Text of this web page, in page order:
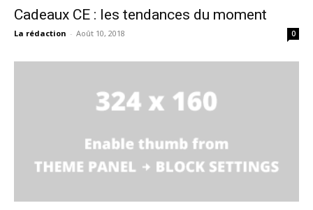
Cadeaux CE : les tendances du moment
La rédaction - Août 10, 2018 0